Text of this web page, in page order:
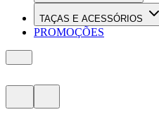
TAÇAS E ACESSÓRIOS
PROMOÇÕES